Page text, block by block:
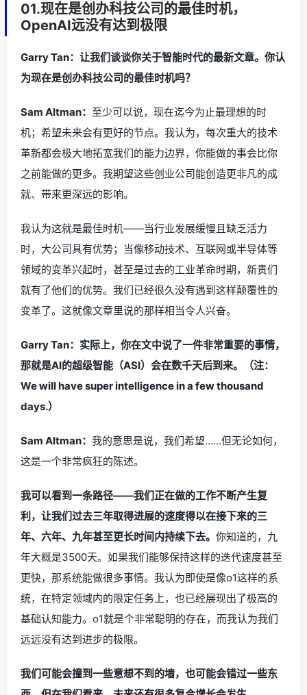
01.现在是创办科技公司的最佳时机，
OpenAI远没有达到极限
Garry Tan：让我们谈谈你关于智能时代的最新文章。你认
为现在是创办科技公司的最佳时机吗？
Sam Altman： 至少可以说，现在迄今为止最理想的时
机；希望未来会有更好的节点。我认为，每次重大的技术
革新都会极大地拓宽我们的能力边界，你能做的事会比你
之前能做的更多。我期望这些创业公司能创造更非凡的成
就、带来更深远的影响。
我认为这就是最佳时机——当行业发展缓慢且缺乏活力
时，大公司具有优势；当像移动技术、互联网或半导体等
领域的变革兴起时，甚至是过去的工业革命时期，新贵们
就有了他们的优势。我们已经很久没有遇到这样颠覆性的
变革了。这就像文章里说的那样相当令人兴奋。
Garry Tan：实际上，你在文中说了一件非常重要的事情，
那就是AI的超级智能（ASI）会在数千天后到来。（注：
We will have super intelligence in a few thousand
days.）
Sam Altman： 我的意思是说，我们希望……但无论如何，
这是一个非常疯狂的陈述。
我可以看到一条路径——我们正在做的工作不断产生复
利，让我们过去三年取得进展的速度得以在接下来的三
年、六年、九年甚至更长时间内持续下去。 你知道的，九
年大概是3500天。如果我们能够保持这样的迭代速度甚至
更快，那系统能做很多事情。我认为即使是像o1这样的系
统，在特定领域内的限定任务上，也已经展现出了极高的
基础认知能力。o1就是个非常聪明的存在，而我认为我们
远远没有达到进步的极限。
我们可能会撞到一些意想不到的墙，也可能会错过一些东